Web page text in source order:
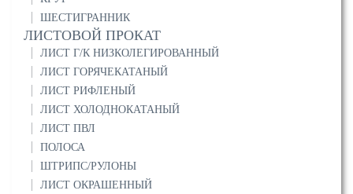
ШЕСТИГРАННИК
ЛИСТОВОЙ ПРОКАТ
ЛИСТ Г/К НИЗКОЛЕГИРОВАННЫЙ
ЛИСТ ГОРЯЧЕКАТАНЫЙ
ЛИСТ РИФЛЕНЫЙ
ЛИСТ ХОЛОДНОКАТАНЫЙ
ЛИСТ ПВЛ
ПОЛОСА
ШТРИПС/РУЛОНЫ
ЛИСТ ОКРАШЕННЫЙ